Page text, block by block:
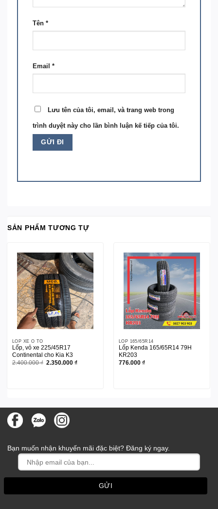
Tên *
Email *
Lưu tên của tôi, email, và trang web trong
trình duyệt này cho lần bình luận kế tiếp của tôi.
SẢN PHẨM TƯƠNG TỰ
LỐP XE Ô TÔ
Lốp, vỏ xe 225/45R17
Continental cho Kia K3
2.400.000₫ Giá
2.350.000₫Giá
LỐP 165/65R14
Lốp Kenda 165/65R14 79H
KR203
776.000 ₫
Bạn muốn nhận khuyến mãi đặc biệt? Đăng ký ngay.